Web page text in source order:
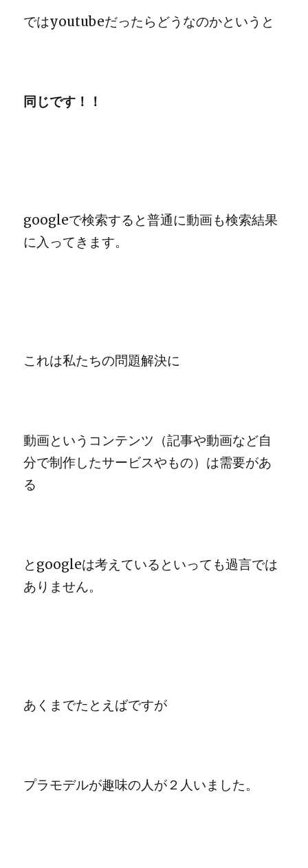
ではyoutubeだったらどうなのかというと
同じです！！
googleで検索すると普通に動画も検索結果
に入ってきます。
これは私たちの問題解決に
動画というコンテンツ（記事や動画など自
分で制作したサービスやもの）は需要があ
る
とgoogleは考えているといっても過言では
ありません。
あくまでたとえばですが
プラモデルが趣味の人が２人いました。